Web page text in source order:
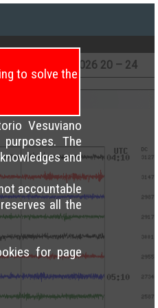
to solve the
Vesuviano
The
and
accountable
all the
for page
/8/2026 20 – 24